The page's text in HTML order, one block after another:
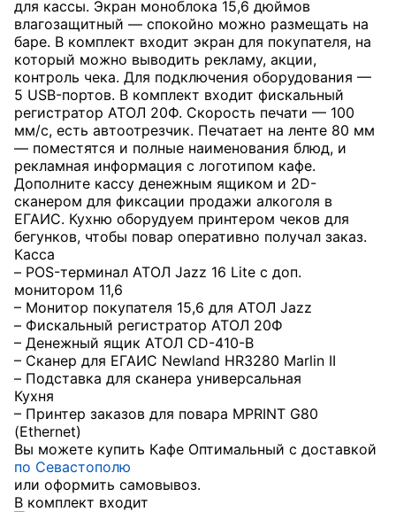
для кассы. Экран моноблока 15,6 дюймов
влагозащитный — спокойно можно размещать на
баре. В комплект входит экран для покупателя, на
который можно выводить рекламу, акции,
контроль чека. Для подключения оборудования —
5 USB-портов. В комплект входит фискальный
регистратор АТОЛ 20Ф. Скорость печати — 100
мм/с, есть автоотрезчик. Печатает на ленте 80 мм
— поместятся и полные наименования блюд, и
рекламная информация с логотипом кафе.
Дополните кассу денежным ящиком и 2D-
сканером для фиксации продажи алкоголя в
ЕГАИС. Кухню оборудуем принтером чеков для
бегунков, чтобы повар оперативно получал заказ.
Касса
– POS-терминал АТОЛ Jazz 16 Lite c доп.
монитором 11,6
– Монитор покупателя 15,6 для АТОЛ Jazz
– Фискальный регистратор АТОЛ 20Ф
– Денежный ящик АТОЛ CD-410-В
– Сканер для ЕГАИС Newland HR3280 Marlin II
– Подставка для сканера универсальная
Кухня
– Принтер заказов для повара MPRINT G80
(Ethernet)
Вы можете купить Кафе Оптимальный с доставкой
по Севастополю
или оформить самовывоз.
В комплект входит